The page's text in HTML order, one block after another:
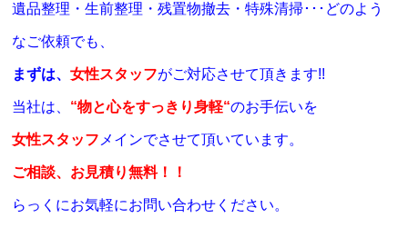
遺品整理・生前整理・残置物撤去・特殊清掃･･･どのよう
なご依頼でも、
まずは、女性スタッフがご対応させて頂きます!!
当社は、 “物と心をすっきり身軽“のお手伝いを
女性スタッフ メインでさせて頂いています。
ご相談、お見積り無料！！
らっくにお気軽にお問い合わせください。